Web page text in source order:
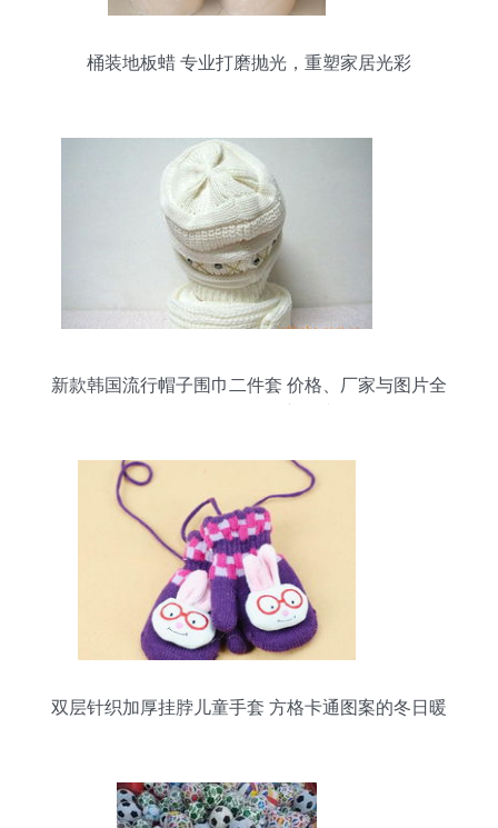
桶装地板蜡 专业打磨抛光，重塑家居光彩
新款韩国流行帽子围巾二件套 价格、厂家与图片全
双层针织加厚挂脖儿童手套 方格卡通图案的冬日暖